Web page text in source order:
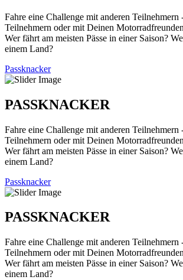
Fahre eine Challenge mit anderen Teilnehmern
Teilnehmern oder mit Deinen
Wer fährt am meisten Pässe in einer Saison?
einem Land?
Passknacker
PASSKNACKER
Fahre eine Challenge mit anderen Teilnehmern
Teilnehmern oder mit Deinen
Wer fährt am meisten Pässe in einer Saison?
einem Land?
Passknacker
PASSKNACKER
Fahre eine Challenge mit anderen Teilnehmern
Teilnehmern oder mit Deinen
Wer fährt am meisten Pässe in einer Saison?
einem Land?